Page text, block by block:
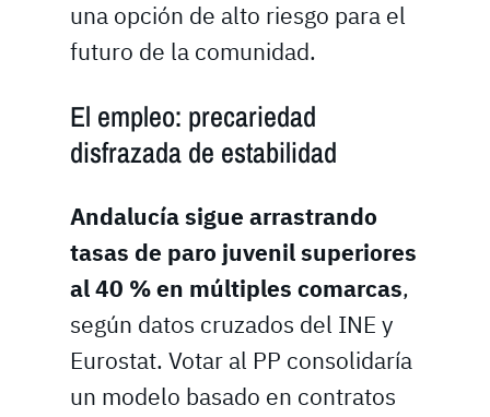
una opción de alto riesgo para el
futuro de la comunidad.
El empleo: precariedad
disfrazada de estabilidad
Andalucía sigue arrastrando
tasas de paro juvenil superiores
al 40 % en múltiples comarcas,
según datos cruzados del INE y
Eurostat. Votar al PP consolidaría
un modelo basado en contratos